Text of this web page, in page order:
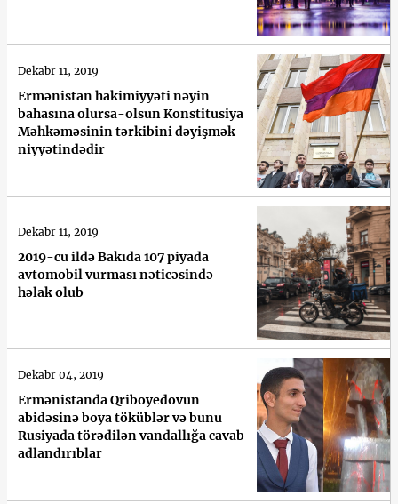
Ermənistan hakimiyyəti nəyin
bahasına olursa-olsun Konstitusiya
Məhkəməsinin tərkibini dəyişmək
niyyətindədir
Dekabr 11, 2019
2019-cu ildə Bakıda 107 piyada
avtomobil vurması nəticəsində
həlak olub
Dekabr 11, 2019
Ermənistanda Qriboyedovun
abidəsinə boya töküblər və bunu
Rusiyada törədilən vandallığa cavab
adlandırıblar
Dekabr 04, 2019